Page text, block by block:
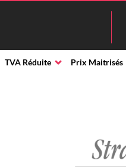
TVA Réduite Prix Maitrisés